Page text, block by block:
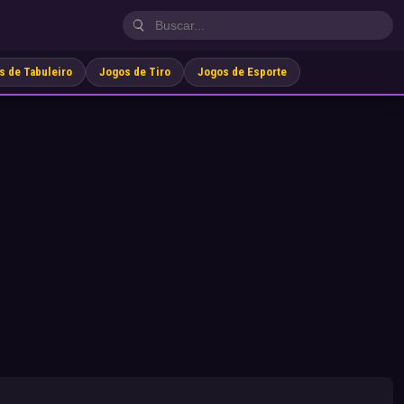
de Tabuleiro Jogos de Tiro Jogos de Esporte